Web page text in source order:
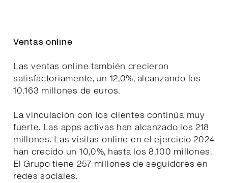
Ventas online
Las ventas online también crecieron
satisfactoriamente, un 12,0%, alcanzando los
10.163 millones de euros.
La vinculación con los clientes continúa muy
fuerte. Las apps activas han alcanzado los 218
millones. Las visitas online en el ejercicio 2024
han crecido un 10,0%, hasta los 8.100 millones.
El Grupo tiene 257 millones de seguidores en
redes sociales.